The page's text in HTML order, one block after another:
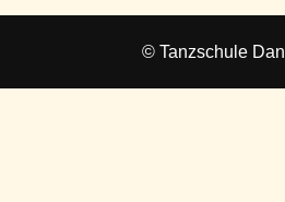
© Tanzschule